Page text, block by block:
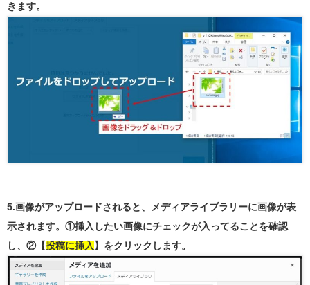
きます。
5.画像がアップロードされると、メディアライブラリーに画像が表
示されます。①挿入したい画像にチェックが入ってることを確認
し、②【投稿に挿入 】をクリックします。